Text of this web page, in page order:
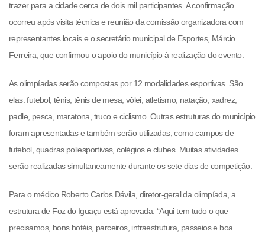
trazer para a cidade cerca de dois mil participantes. A confirmação
ocorreu após visita técnica e reunião da comissão organizadora com
representantes locais e o secretário municipal de Esportes, Márcio
Ferreira, que confirmou o apoio do município à realização do evento.
As olimpíadas serão compostas por 12 modalidades esportivas. São
elas: futebol, tênis, tênis de mesa, vôlei, atletismo, natação, xadrez,
padle, pesca, maratona, truco e ciclismo. Outras estruturas do município
foram apresentadas e também serão utilizadas, como campos de
futebol, quadras poliesportivas, colégios e clubes. Muitas atividades
serão realizadas simultaneamente durante os sete dias de competição.
Para o médico Roberto Carlos Dávila, diretor-geral da olimpíada, a
estrutura de FozdoIguaçu está aprovada. “Aqui tem tudo o que
precisamos, bons hotéis, parceiros, infraestrutura, passeios e boa